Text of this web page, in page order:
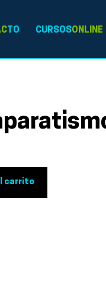
TO CURSOSONLINE
carrito